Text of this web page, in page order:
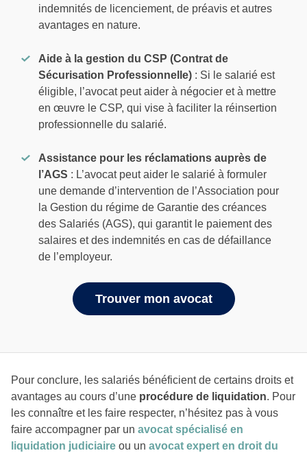
indemnités de licenciement, de préavis et autres
avantages en nature.
Aide à la gestion du CSP (Contrat de
Sécurisation Professionnelle) : Si le salarié est
éligible, l’avocat peut aider à négocier et à mettre
en œuvre le CSP, qui vise à faciliter la réinsertion
professionnelle du salarié.
Assistance pour les réclamations auprès de
l’AGS : L’avocat peut aider le salarié à formuler
une demande d’intervention de l’Association pour
la Gestion du régime de Garantie des créances
des Salariés (AGS), qui garantit le paiement des
salaires et des indemnités en cas de défaillance
de l’employeur.
Trouver mon avocat
Pour conclure, les salariés bénéficient de certains droits et
avantages au cours d’une procédure de liquidation. Pour
les connaître et les faire respecter, n’hésitez pas à vous
faire accompagner par un avocat spécialisé en
liquidation judiciaire ou un avocat expert en droit du